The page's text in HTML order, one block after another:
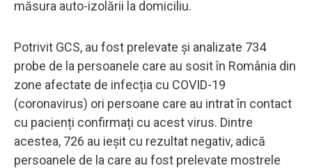
măsura auto-izolării la domiciliu.
Potrivit GCS, au fost prelevate și analizate 734
probe de la persoanele care au sosit în România din
zone afectate de infecția cu COVID-19
(coronavirus) ori persoane care au intrat în contact
cu pacienți confirmați cu acest virus. Dintre
acestea, 726 au ieșit cu rezultat negativ, adică
persoanele de la care au fost prelevate mostrele